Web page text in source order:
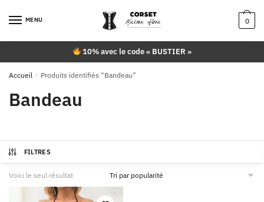
MENU 0
10% avec le code « BUSTIER »
Accueil / Produits identifiés “Bandeau”
Bandeau
FILTRES
Voici le seul résultat